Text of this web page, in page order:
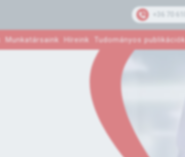
Munkatársaink Híreink Tudományos publikációk